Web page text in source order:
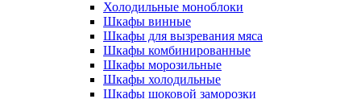
Холодильные моноблоки
Шкафы винные
Шкафы для вызревания мяса
Шкафы комбинированные
Шкафы морозильные
Шкафы холодильные
Шкафы шоковой заморозки